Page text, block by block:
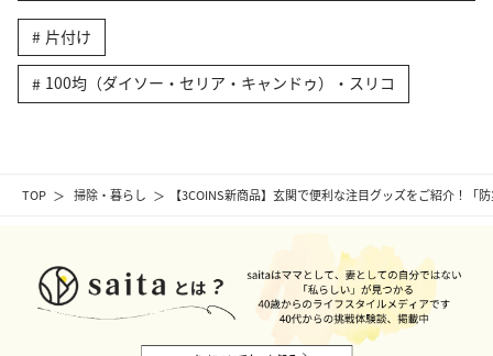
TOP 掃除・暮らし 【3COINS新商品】玄関で便利な注目グッズをご紹介！「
片付け
100均（ダイソー・セリア・キャンドゥ）・スリコ